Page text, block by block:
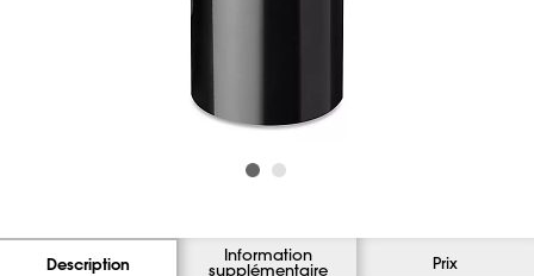
Description Information
supplémentaire Prix